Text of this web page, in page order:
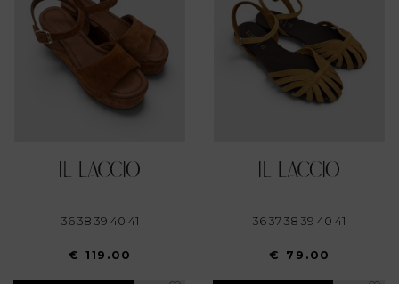
36 38 39 40 41
€ 119.00
36 37 38 39 40 41
€ 79.00